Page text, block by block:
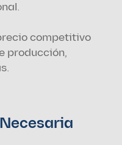
competitivo
producción,